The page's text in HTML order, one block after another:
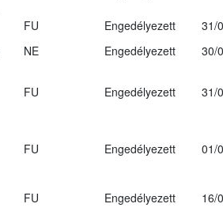
FU Engedélyezett
31/
NE Engedélyezett
30/
FU Engedélyezett 31/
FU Engedélyezett 01/
FU Engedélyezett 16/